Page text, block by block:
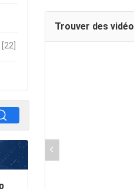
[22]
Trouver des